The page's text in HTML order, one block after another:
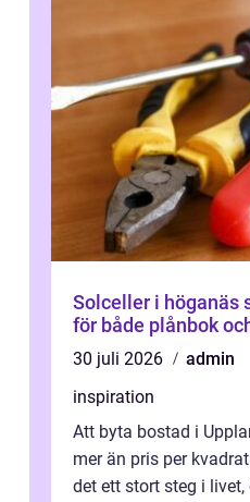
Solceller i höganäs smart investering
för både plånbok
30 juli 2026
admin
inspiration
Att byta bostad i
mer än pris per
det ett stort steg i